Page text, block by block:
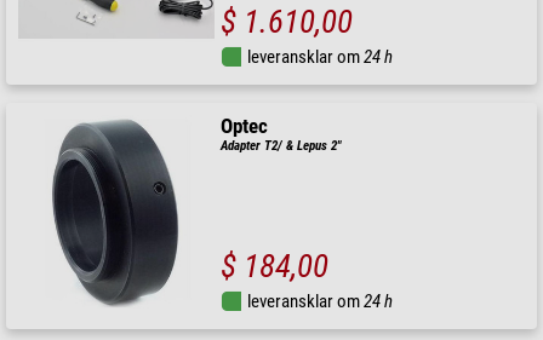
$ 1.610,00
leveransklar om24 h
Optec
Adapter T2/ & Lepus 2"
$ 184,00
leveransklar om24 h